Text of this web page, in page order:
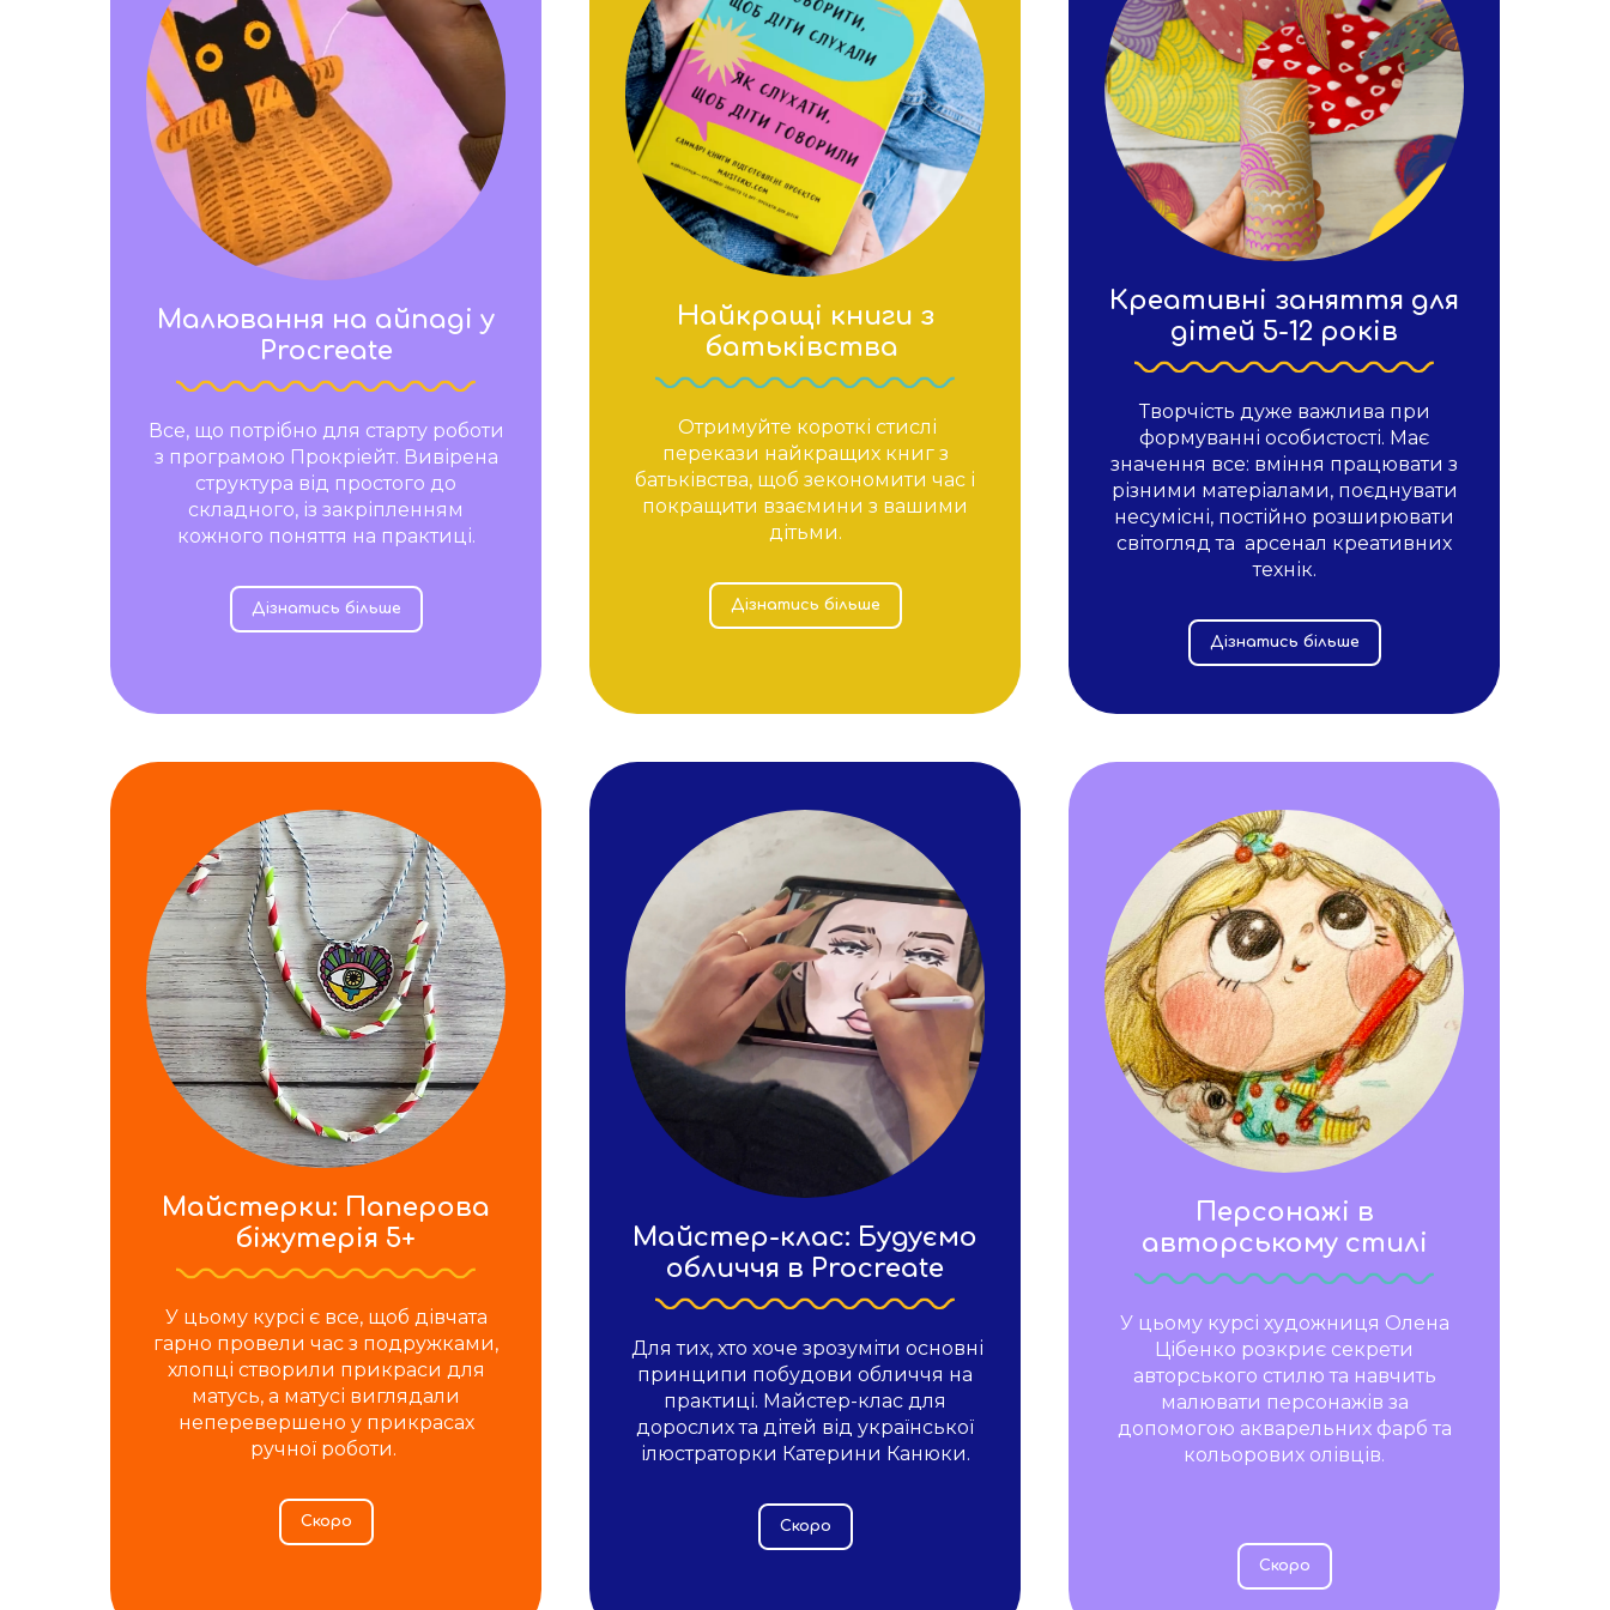
Малювання на айпаді у
Procreate
Все, що потрібно для старту роботи
з програмою Прокріейт. Вивірена
структура від простого до
складного, із закріпленням
кожного поняття на практиці.
Дізнатись більше
Найкращі книги з
батьківства
Отримуйте короткі стислі
перекази найкращих книг з
батьківства, щоб зекономити час і
покращити взаємини з вашими
дітьми.
Дізнатись більше
Креативні заняття для
дітей 5-12 років
Творчість дуже важлива при
формуванні особистості. Має
значення все: вміння працювати з
різними матеріалами, поєднувати
несумісні, постійно розширювати
світогляд та арсенал креативних
технік.
Дізнатись більше
Майстерки: Паперова
біжутерія 5+
У цьому курсі є все, щоб дівчата
гарно провели час з подружками,
хлопці створили прикраси для
матусь, а матусі виглядали
неперевершено у прикрасах
ручної роботи. ‍
Скоро
Майстер-клас: Будуємо
обличчя в Procreate
Для тих, хто хоче зрозуміти основні
принципи побудови обличчя на
практиці. Майстер-клас для
дорослих та дітей від української
ілюстраторки Катерини Канюки.
Скоро
Персонажі в
авторському стилі
У цьому курсі художниця Олена
Цібенко розкриє секрети
авторського стилю та навчить
малювати персонажів за
допомогою акварельних фарб та
кольорових олівців.
Скоро